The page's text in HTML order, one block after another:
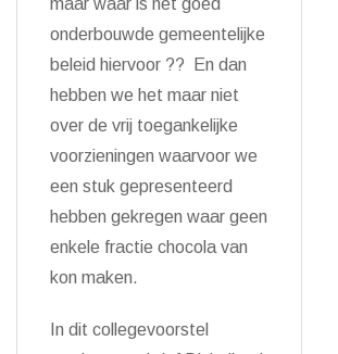
maar waar is het goed
onderbouwde gemeentelijke
beleid hiervoor ?? En dan
hebben we het maar niet
over de vrij toegankelijke
voorzieningen waarvoor we
een stuk gepresenteerd
hebben gekregen waar geen
enkele fractie chocola van
kon maken.
In dit collegevoorstel